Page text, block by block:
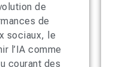
de
de
sociaux, le
l’IA comme
courant des